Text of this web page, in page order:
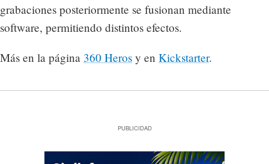
grabaciones posteriormente se fusionan mediante
software, permitiendo distintos efectos.
Más en la página 360 Heros y en Kickstarter.
PUBLICIDAD